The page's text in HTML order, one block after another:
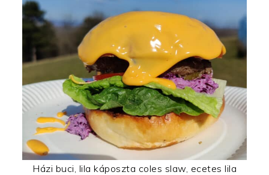
Házi buci, lila káposzta coles slaw, ecetes lila